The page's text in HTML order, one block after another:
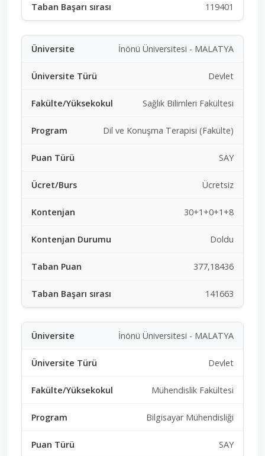
119401
İnönü Üniversitesi - MALATYA
Devlet
Sağlık Bilimleri Fakültesi
Dil ve Konuşma Terapisi (Fakülte)
SAY
Ücretsiz
30+1+0+1+8
Doldu
377,18436
141663
İnönü Üniversitesi - MALATYA
Devlet
Mühendislik Fakültesi
Bilgisayar Mühendisliği
SAY